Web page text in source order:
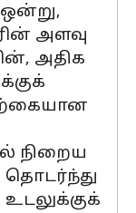
அளவு
அதிக
நிறைய
தொடர்ந்து